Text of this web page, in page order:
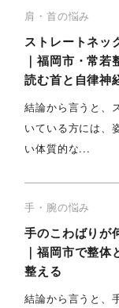
肩・首の悩み
ストレートネッ
｜福岡市・常
読む首と自律神
結論から言うと、
いている方には、
い体質的な...
手・腕の悩み
手のこわばりが
｜福岡市で整
整える
結論から言うと、